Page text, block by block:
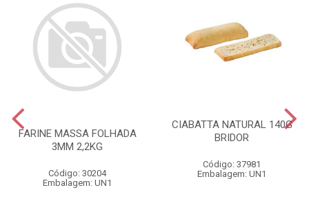
FARINE MASSA FOLHADA
3MM 2,2KG
Código: 30204
Embalagem: UN1
CIABATTA NATURAL 140G
BRIDOR
Código: 37981
Embalagem: UN1